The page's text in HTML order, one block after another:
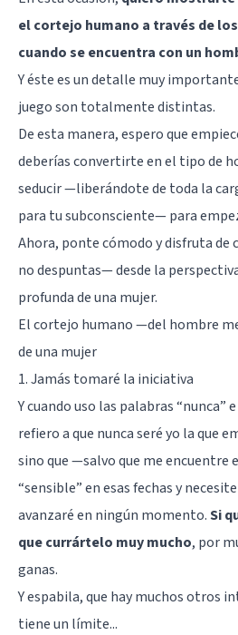
el cortejo humano a través de
cuando se encuentra con un
Y éste es un detalle muy
juego son totalmente distintas.
De esta manera, espero que
deberías convertirte en el tipo de
seducir —liberándote de toda la
para tu subconsciente—para
Ahora, ponte cómodo y disfruta de
no despuntas— desde la
profunda de una mujer.
El cortejo humano —del hombre
de una mujer
1. Jamás tomaré la iniciativa
Y cuando uso las palabras “nunca”
refiero a que nunca seré yo la que
sino que —salvo que me encuentre
“sensible” en esas fechas y
avanzaré en ningún momento.Si
que currártelo muy mucho, por
ganas.
Y espabila, que hay muchos otros
tiene un límite...